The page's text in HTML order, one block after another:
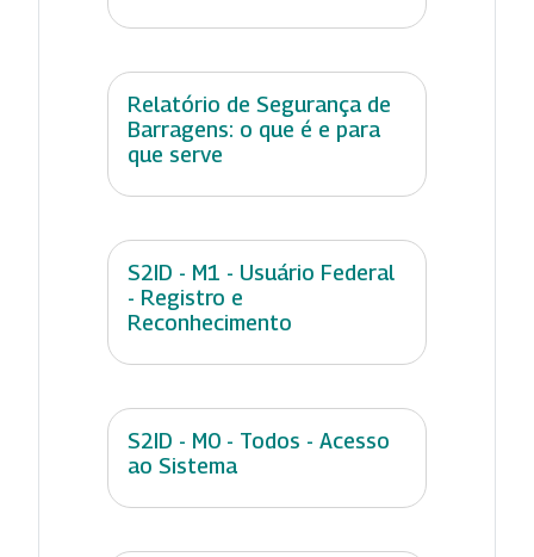
Relatório de Segurança de
Barragens: o que é e para
que serve
S2ID - M1 - Usuário Federal
- Registro e
Reconhecimento
S2ID - M0 - Todos - Acesso
ao Sistema